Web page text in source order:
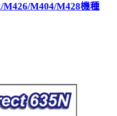
M426/M404/M428機種